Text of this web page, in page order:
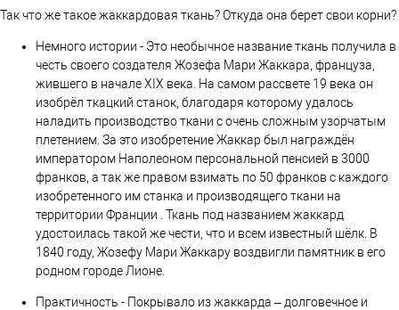
Так что же такое жаккардовая ткань? Откуда она берет свои корни?
Немного истории - Это необычное название ткань получила в
честь своего создателя Жозефа Мари Жаккара, француза,
жившего в начале XIX века. На самом рассвете 19 века он
изобрёл ткацкий станок, благодаря которому удалось
наладить производство ткани с очень сложным узорчатым
плетением. За это изобретение Жаккар был награждён
императором Наполеоном персональной пенсией в 3000
франков, а так же правом взимать по 50 франков с каждого
изобретенного им станка и производящего ткани на
территории Франции . Ткань под названием жаккард
удостоилась такой же чести, что и всем известный шёлк. В
1840 году, Жозефу Мари Жаккару воздвигли памятник в его
родном городе Лионе.
Практичность - Покрывало из жаккарда – долговечное и